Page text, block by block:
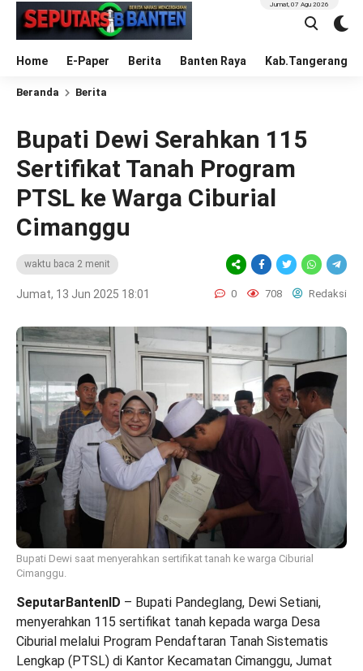
Home E-Paper Berita Banten Raya Kab.Tangerang
Jumat, 07 Agu 2026
Beranda Berita
Bupati Dewi Serahkan 115
Sertifikat Tanah Program
PTSL ke Warga Ciburial
Cimanggu
waktu baca 2 menit
Jumat, 13 Jun 2025 18:01 0 708 Redaksi
Bupati Dewi saat menyerahkan sertifikat tanah ke warga Ciburial
Cimanggu.
SeputarBantenID – Bupati Pandeglang, Dewi Setiani,
menyerahkan 115 sertifikat tanah kepada warga Desa
Ciburial melalui Program Pendaftaran Tanah Sistematis
Lengkap (PTSL) di Kantor Kecamatan Cimanggu, Jumat